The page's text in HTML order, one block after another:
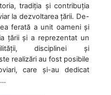
tradiția și contribuția
la dezvoltarea țării. De-
ferată a unit oameni și
țării și a reprezentat un
disciplinei și
realizări au fost posibile
care și-au dedicat